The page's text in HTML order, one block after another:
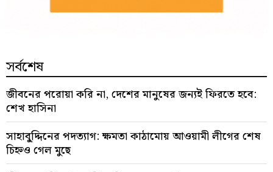
সর্বশেষ
জীবনের পরোয়া করি না, দেশের মানুষের জন্যই ফিরতে হবে:
শেখ হাসিনা
সাহাবু্দ্দিনের পদত্যাগ: ক্ষমতা কাঠামোয় আওয়ামী লীগের শেষ
চিহ্নও গেল মুছে